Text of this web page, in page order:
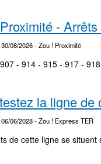
-
08/2026- Zou ! Proximité
- 914 - 915 - 917 -
la ligne de
06/2028- Zou ! Express TER
de cette ligne se